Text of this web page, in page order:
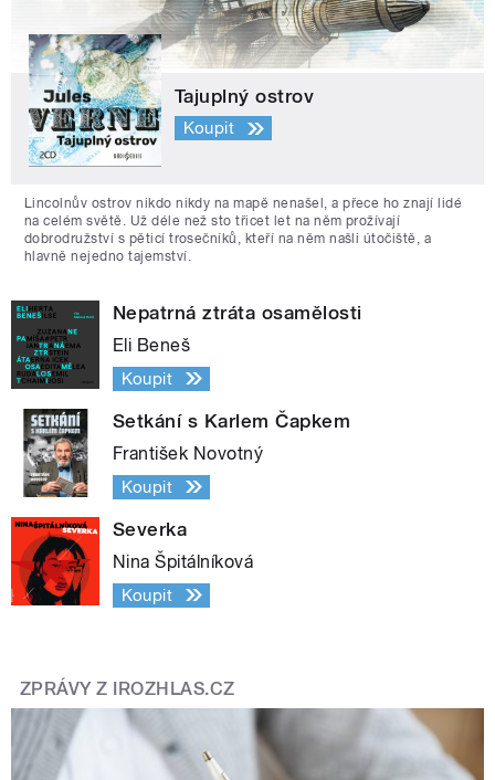
Tajuplný ostrov
Koupit
Lincolnův ostrov nikdo nikdy na mapě nenašel, a přece ho znají lidé
na celém světě. Už déle než sto třicet let na něm prožívají
dobrodružství s pěticí trosečníků, kteří na něm našli útočiště, a
hlavně nejedno tajemství.
Nepatrná ztráta osamělosti
Eli Beneš
Koupit
Setkání s Karlem Čapkem
František Novotný
Koupit
Severka
Nina Špitálníková
Koupit
ZPRÁVY Z IROZHLAS.CZ